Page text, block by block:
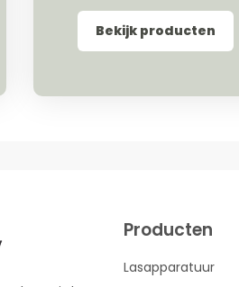
Bekijk producten
Producten
Lasapparatuur